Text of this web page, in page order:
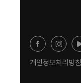
개인정보처리방침